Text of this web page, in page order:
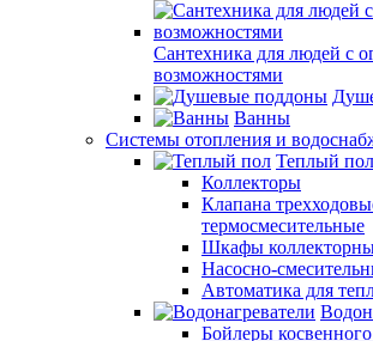
Сантехника для людей с
возможностями
Ванны
Системы отопления и
Теплый пол
Коллекторы
Клапана
термосмесительные
Шкафы
Насосно-
Автоматика для
Бойлеры косвенного